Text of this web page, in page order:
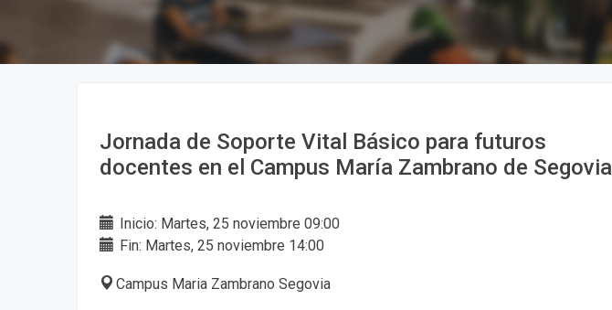
Jornada de Soporte Vital Básico para futuros
docentes en el Campus María Zambrano de Segovia
Inicio: Martes, 25 noviembre 09:00
Fin: Martes, 25 noviembre 14:00
Campus Maria Zambrano Segovia